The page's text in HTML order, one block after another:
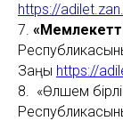
https://
7.
Заңы https://
8. «Өлшем